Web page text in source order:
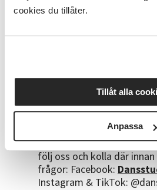
cookies du tillåter.
Tillåt alla
Anpassa
8 deltagare och vi har max
Ange mobilnummer och
snabbt kan nå dig med
man att info ska gå till två
man ange den andra
kontaktuppgifter på barnet
Vi ber dig om hjälp med
uppdaterad. Våra mejl
skräpposten så kolla av
info och påminnelser via
följ oss och kolla där
frågor: Facebook:
Instagram & TikTok: